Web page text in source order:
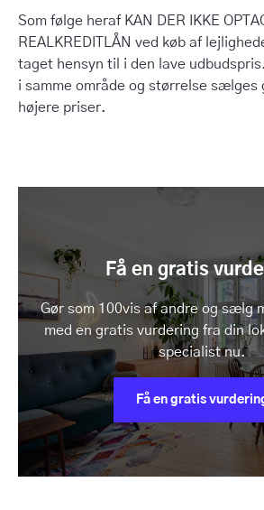
Som følge heraf KAN DER IKKE
REALKREDITLÅN ved køb af
taget hensyn til i den lave
i samme område og størrelse sælges
højere priser.
Få en gratis
Gør som 100vis af andre og sælg
med en gratis vurdering fra din
specialist nu.
Få en gratis